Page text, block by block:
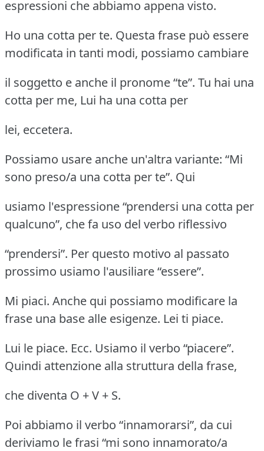
espressioni che abbiamo appena visto.
Ho una cotta per te. Questa frase può essere
modificata in tanti modi, possiamo cambiare
il soggetto e anche il pronome “te”. Tu hai una
cotta per me, Lui ha una cotta per
lei, eccetera.
Possiamo usare anche un'altra variante: “Mi
sono preso/a una cotta per te”. Qui
usiamo l'espressione “prendersi una cotta per
qualcuno”, che fa uso del verbo riflessivo
“prendersi”. Per questo motivo al passato
prossimo usiamo l'ausiliare “essere”.
Mi piaci. Anche qui possiamo modificare la
frase una base alle esigenze. Lei ti piace.
Lui le piace. Ecc. Usiamo il verbo “piacere”.
Quindi attenzione alla struttura della frase,
che diventa O + V + S.
Poi abbiamo il verbo “innamorarsi”, da cui
deriviamo le frasi “mi sono innamorato/a